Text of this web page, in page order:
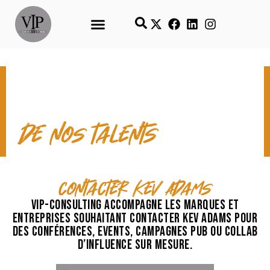
CONTACT & TEMPS FORTS
de nos talents
contacter Kev Adams
VIP-Consulting accompagne les marques et
entreprises souhaitant contacter Kev Adams pour
des conférences, events, campagnes pub ou collab
d’influence sur mesure.